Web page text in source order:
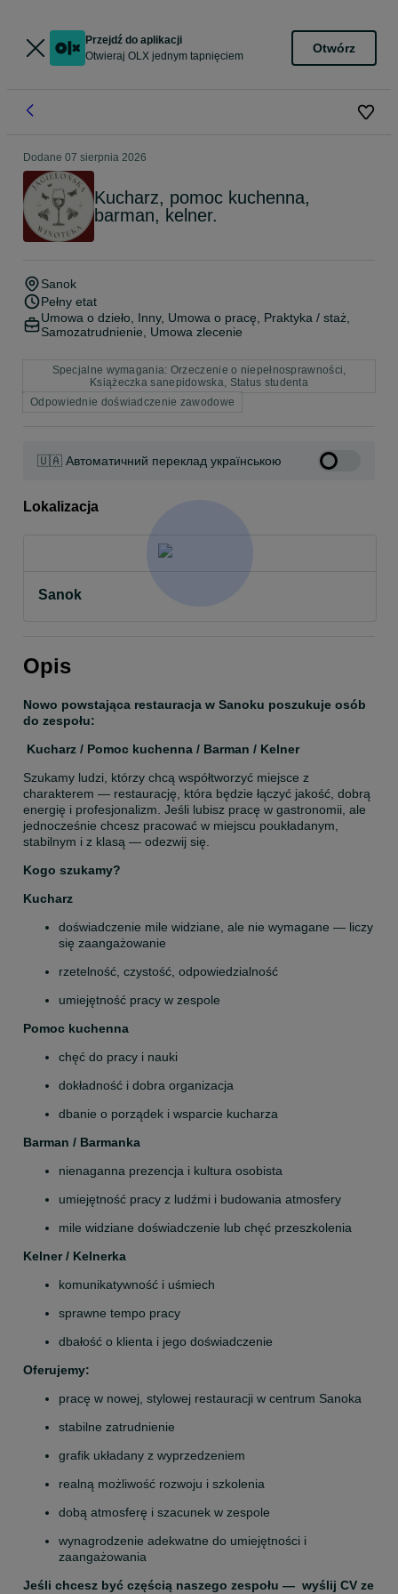
Przejdź do aplikacji
Otwieraj OLX jednym tapnięciem
Otwórz
Dodane 07 sierpnia 2026
Kucharz, pomoc kuchenna,
barman, kelner.
Sanok
Pełny etat
Umowa o dzieło, Inny, Umowa o pracę, Praktyka / staż,
Samozatrudnienie, Umowa zlecenie
Specjalne wymagania: Orzeczenie o niepełnosprawności,
Książeczka sanepidowska, Status studenta
Odpowiednie doświadczenie zawodowe
🇺🇦 Автоматичний переклад українською
Lokalizacja
Sanok
Opis
Nowo powstająca restauracja w Sanoku poszukuje osób
do zespołu:
Kucharz / Pomoc kuchenna / Barman / Kelner
Szukamy ludzi, którzy chcą współtworzyć miejsce z
charakterem — restaurację, która będzie łączyć jakość, dobrą
energię i profesjonalizm. Jeśli lubisz pracę w gastronomii, ale
jednocześnie chcesz pracować w miejscu poukładanym,
stabilnym i z klasą — odezwij się.
Kogo szukamy?
Kucharz
doświadczenie mile widziane, ale nie wymagane — liczy
się zaangażowanie
rzetelność, czystość, odpowiedzialność
umiejętność pracy w zespole
Pomoc kuchenna
chęć do pracy i nauki
dokładność i dobra organizacja
dbanie o porządek i wsparcie kucharza
Barman / Barmanka
nienaganna prezencja i kultura osobista
umiejętność pracy z ludźmi i budowania atmosfery
mile widziane doświadczenie lub chęć przeszkolenia
Kelner / Kelnerka
komunikatywność i uśmiech
sprawne tempo pracy
dbałość o klienta i jego doświadczenie
Oferujemy:
pracę w nowej, stylowej restauracji w centrum Sanoka
stabilne zatrudnienie
grafik układany z wyprzedzeniem
realną możliwość rozwoju i szkolenia
dobą atmosferę i szacunek w zespole
wynagrodzenie adekwatne do umiejętności i
zaangażowania
Jeśli chcesz być częścią naszego zespołu —  wyślij CV ze